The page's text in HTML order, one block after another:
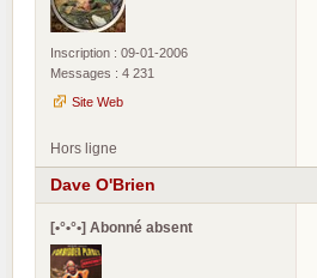
Inscription : 09-01-2006
Messages : 4 231
Site Web
Hors ligne
Dave O'Brien
[•°•°•] Abonné absent